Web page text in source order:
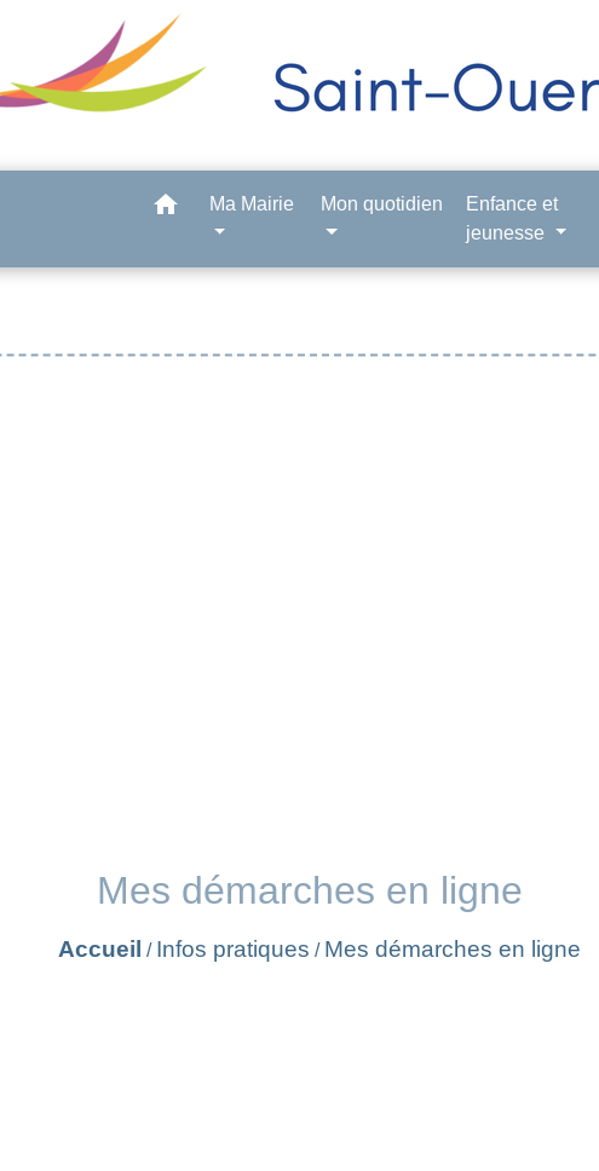
home Ma Mairie Mon quotidien
Enfance et
jeunesse
Mes démarches en ligne
Accueil / Infos pratiques / Mes démarches en ligne